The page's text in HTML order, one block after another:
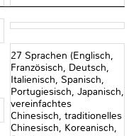
27 Sprachen (Englisch,
Französisch, Deutsch,
Italienisch, Spanisch,
Portugiesisch, Japanisch,
vereinfachtes
Chinesisch, traditionelles
Chinesisch, Koreanisch,